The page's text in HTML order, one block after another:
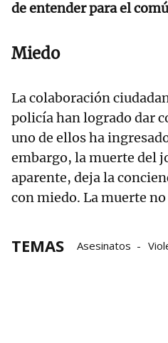
de entender para el
Miedo
La colaboración
policía han logrado dar
uno de ellos ha
embargo, la muerte del
aparente, deja la
con miedo. La muerte
TEMAS Asesinatos